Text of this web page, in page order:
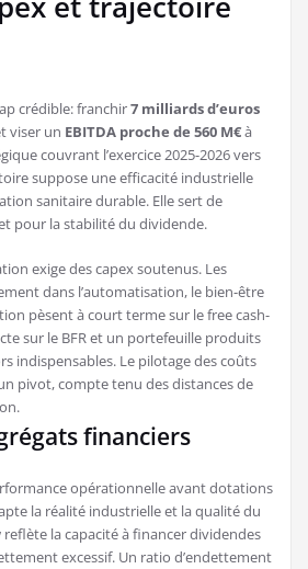
crédible: franchir7 milliards d’euros
viser un EBITDA proche de 560 M€à
couvrant l’exercice 2025-2026 vers
suppose une efficacité industrielle
sanitaire durable. Elle sert de
pour la stabilité du dividende.
exige des capex soutenus. Les
dans l’automatisation, le bien-être
pèsent à court terme sur le free cash-
sur le BFR et un portefeuille produits
indispensables. Le pilotage des coûts
pivot, compte tenu des distances de
financiers
opérationnelle avant dotations
la réalité industrielle et la qualité du
reflète la capacité à financer dividendes
excessif. Un ratio d’endettement